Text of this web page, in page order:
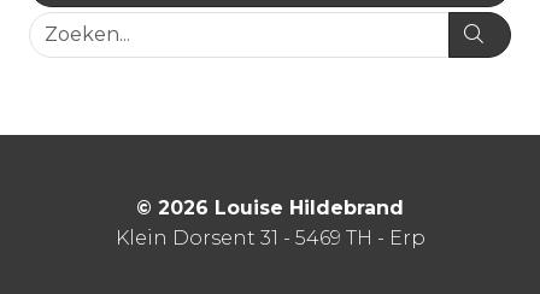
© 2026 Louise Hildebrand
Klein Dorsent 31 - 5469 TH - Erp